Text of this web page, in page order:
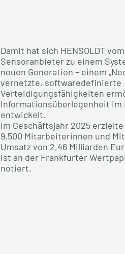
Damit hat sich HENSOLDT
Sensoranbieter zu einem
neuen Generation – einem
vernetzte, softwaredefinierte
Verteidigungsfähigkeiten
Informationsüberlegenheit
entwickelt.
Im Geschäftsjahr 2025
9.500 Mitarbeiterinnen und
Umsatz von 2,46 Milliarden
ist an der Frankfurter
notiert.